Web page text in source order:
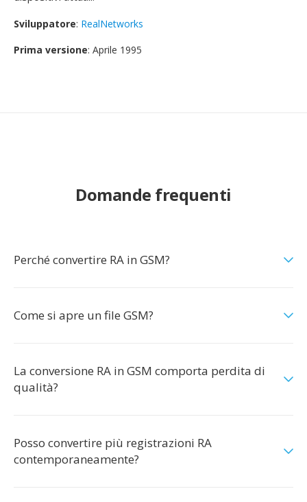
Sviluppatore: RealNetworks
Prima versione: Aprile 1995
Domande frequenti
Perché convertire RA in GSM?
Come si apre un file GSM?
La conversione RA in GSM comporta perdita di
qualità?
Posso convertire più registrazioni RA
contemporaneamente?